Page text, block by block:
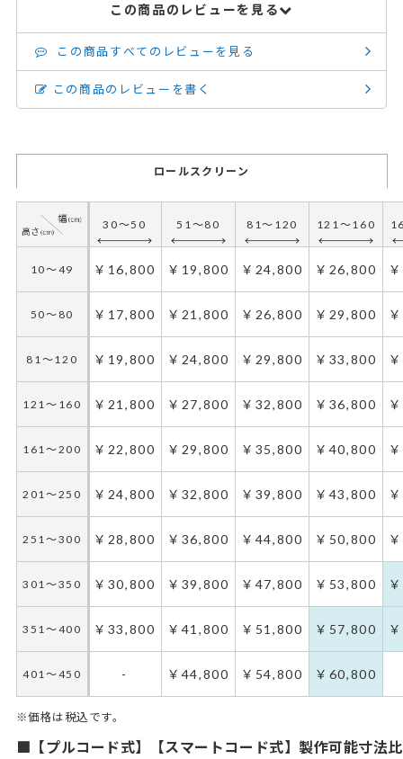
この商品のレビューを見る
この商品すべてのレビューを見る
この商品のレビューを書く
ロールスクリーン
30～50 51～80 81～120 121～160
10～49 ￥16,800 ￥19,800 ￥24,800 ￥26,800
50～80 ￥17,800 ￥21,800 ￥26,800 ￥29,800
81～120 ￥19,800 ￥24,800 ￥29,800 ￥33,800
121～160 ￥21,800 ￥27,800 ￥32,800 ￥36,800
161～200 ￥22,800 ￥29,800 ￥35,800 ￥40,800
201～250 ￥24,800 ￥32,800 ￥39,800 ￥43,800
251～300 ￥28,800 ￥36,800 ￥44,800 ￥50,800
301～350 ￥30,800 ￥39,800 ￥47,800 ￥53,800
351～400 ￥33,800 ￥41,800 ￥51,800 ￥57,800
401～450 - ￥44,800 ￥54,800 ￥60,800
※価格は税込です。
■【プルコード式】【スマートコード式】製作可能寸法比